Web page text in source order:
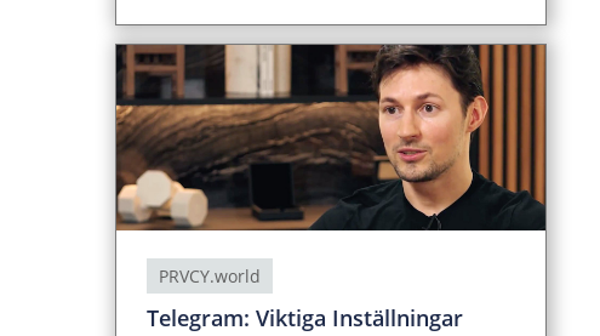
PRVCY.world
Telegram: Viktiga Inställningar